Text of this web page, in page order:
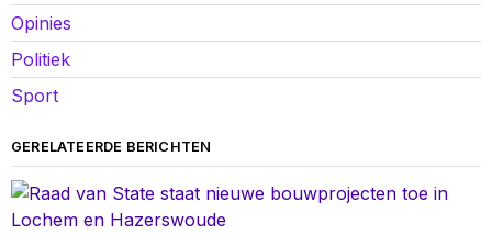
Opinies
Politiek
Sport
GERELATEERDE BERICHTEN